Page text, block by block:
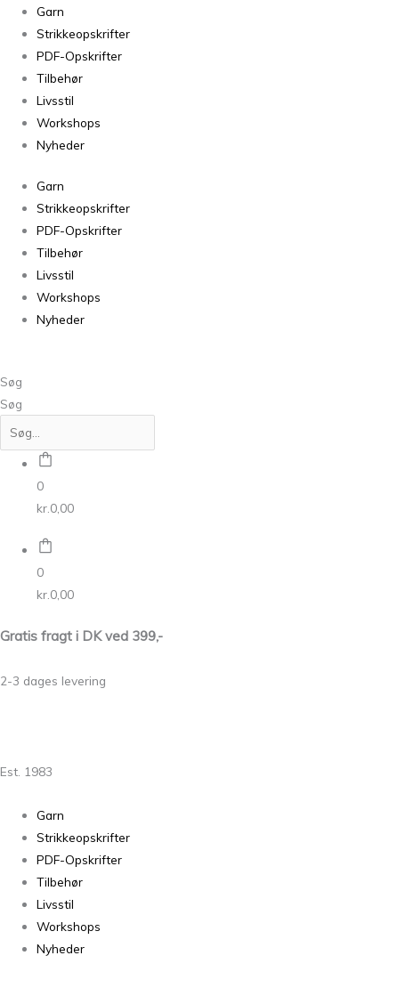
Garn
Strikkeopskrifter
PDF-Opskrifter
Tilbehør
Livsstil
Workshops
Nyheder
Garn
Strikkeopskrifter
PDF-Opskrifter
Tilbehør
Livsstil
Workshops
Nyheder
Søg
Søg
0
kr. 0,00
0
kr. 0,00
Gratis fragt i DK ved 399,-
2-3 dages levering
Est. 1983
Garn
Strikkeopskrifter
PDF-Opskrifter
Tilbehør
Livsstil
Workshops
Nyheder